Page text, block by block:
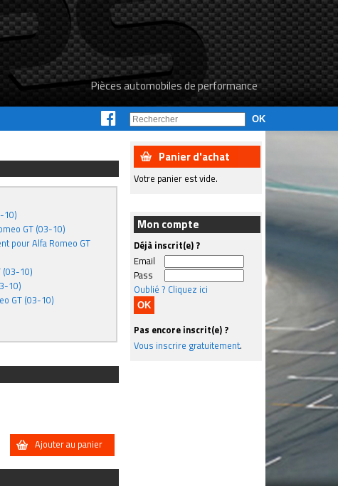
Pièces automobiles de performance
10)
GT (03-10)
pour Alfa Romeo GT
(03-10)
10)
GT (03-10)
Ajouter au panier
Panier d'achat
Votre panier est vide.
Mon compte
Déjà inscrit(e) ?
Email
Pass
Oublié ? Cliquez ici
Pas encore inscrit(e) ?
Vous inscrire gratuitement.